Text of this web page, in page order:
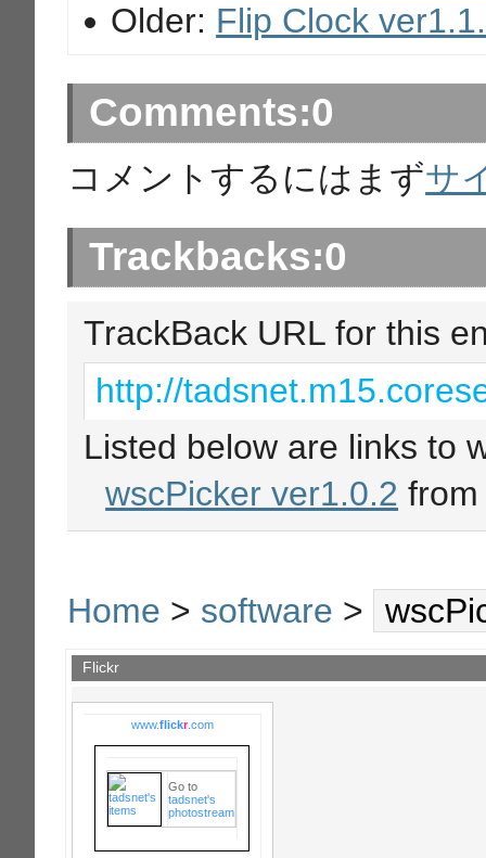
Older: Flip Clock
Comments:0
コメントするにはまずサ
Trackbacks:0
TrackBack URL for this
http://
Listed below are links to
wscPicker ver1.0.2
Home > software >
Flickr
www.flickr.com
Go to
tadsnet's
photostream